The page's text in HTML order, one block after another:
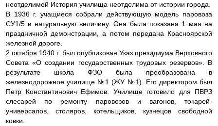
неотделимой История училища неотделима от истории города.
В 1936 г. учащиеся собрали действующую модель паровоза
СУ1/5 в натуральную величину. Она была показана 1 мая на
праздничной демонстрации, а потом передана Красноярской
железной дороге.
2 октября 1940 г. был опубликован Указ президиума Верховного
Совета «О создании государственных трудовых резервов». В
результате школа ФЗО была преобразована в
железнодорожное училище №1 (ЖУ №1). Его директором был
Петр Константинович Ефимов. Училище готовило для ПВРЗ
слесарей по ремонту паровозов и вагонов, токарей-
универсалов, столяров, котельщиков, кузнецов свободной
ковки.